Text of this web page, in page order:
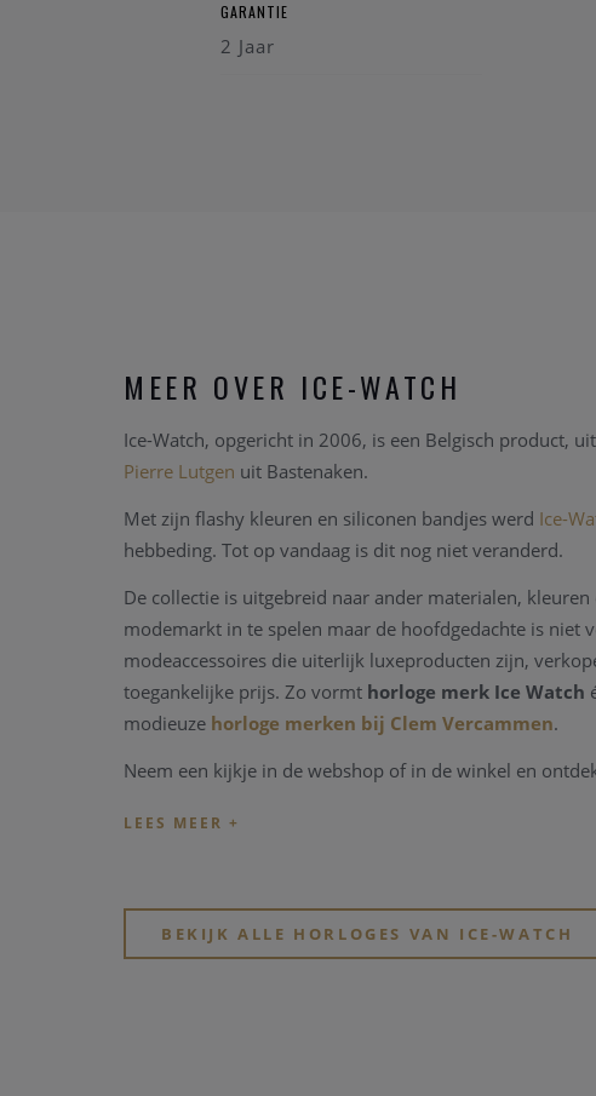
GARANTIE
2 Jaar
MEER OVER ICE-WATCH
Ice-Watch, opgericht in 2006, is een Belgisch product,
Pierre Lutgen uit Bastenaken.
Met zijn flashy kleuren en siliconen bandjes werd Ice-
hebbeding. Tot op vandaag is dit nog niet veranderd.
De collectie is uitgebreid naar ander materialen,
modemarkt in te spelen maar de hoofdgedachte is niet
modeaccessoires die uiterlijk luxeproducten zijn,
toegankelijke prijs. Zo vormt horloge merk Ice Watch
modieuze horloge merken bij Clem Vercammen.
Neem een kijkje in de webshop of in de winkel en
BEKIJK ALLE HORLOGES VAN ICE-WATCH